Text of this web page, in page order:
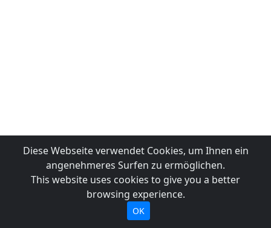
Diese Webseite verwendet Cookies, um Ihnen ein
angenehmeres Surfen zu ermöglichen.
This website uses cookies to give you a better
browsing experience.
OK